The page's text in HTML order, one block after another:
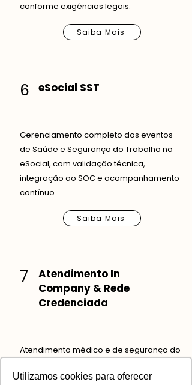
Utilizamos cookies para oferecer
conforme exigências legais.
Saiba Mais
6 eSocial SST
Gerenciamento completo dos eventos
de Saúde e Segurança do Trabalho no
eSocial, com validação técnica,
integração ao SOC e acompanhamento
contínuo.
Saiba Mais
7
Atendimento In
Company & Rede
Credenciada
Atendimento médico e de segurança do
uma ampla rede credenciada com